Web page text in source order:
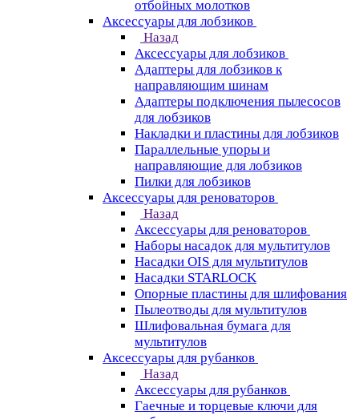
отбойных молотков
Аксессуары для лобзиков
Назад
Аксессуары для лобзиков
Адаптеры для лобзиков к
направляющим шинам
Адаптеры подключения пылесосов
для лобзиков
Накладки и пластины для лобзиков
Параллельные упоры и
направляющие для лобзиков
Пилки для лобзиков
Аксессуары для реноваторов
Назад
Аксессуары для реноваторов
Наборы насадок для мультитулов
Насадки OIS для мультитулов
Насадки STARLOCK
Опорные пластины для шлифования
Пылеотводы для мультитулов
Шлифовальная бумага для
мультитулов
Аксессуары для рубанков
Назад
Аксессуары для рубанков
Гаечные и торцевые ключи для